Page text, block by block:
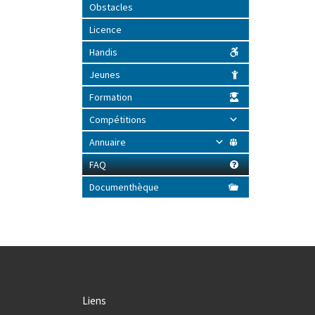
Obstacles
Licence
Handis
Jeunes
Formation
Compétitions
Annuaire
FAQ
Documenthèque
Liens